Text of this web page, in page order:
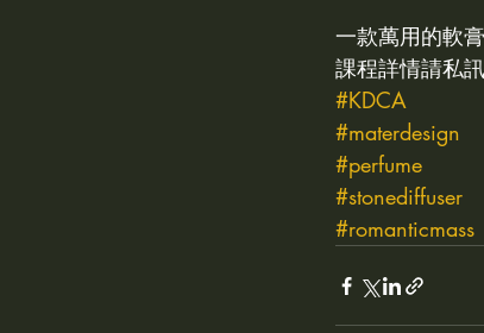
一款萬用的軟
課程詳情請私
#KDCA
#materdesign
#perfume
#stonediffuser
#romanticmass